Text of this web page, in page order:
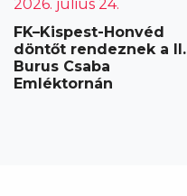
2026. július 24.
FK–Kispest-Honvéd
döntőt rendeznek a II.
Burus Csaba
Emléktornán